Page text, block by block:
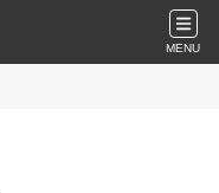
MENU